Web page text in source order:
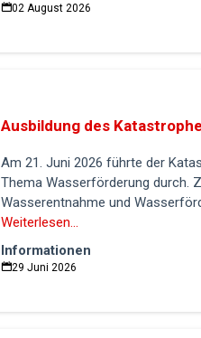
02 August 2026
Ausbildung des
Am 21. Juni 2026 führte der
Thema Wasserförderung durch.
Wasserentnahme und
Weiterlesen...
Informationen
29 Juni 2026